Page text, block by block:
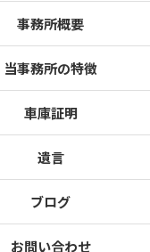
事務所概要
当事務所の特徴
車庫証明
遺言
ブログ
お問い合わせ